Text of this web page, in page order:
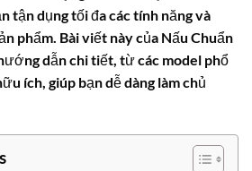
tận dụng tối đa các tính năng và
phẩm. Bài viết này của Nấu Chuẩn
dẫn chi tiết, từ các model phổ
ích, giúp bạn dễ dàng làm chủ